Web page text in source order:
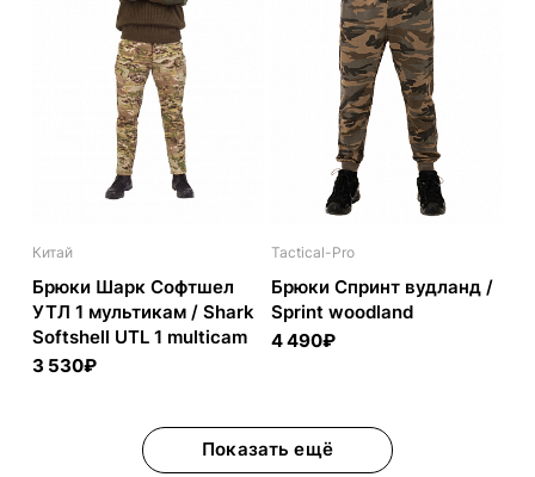
Китай
Брюки Шарк Софтшел
УТЛ 1 мультикам / Shark
Softshell UTL 1 multicam
3 530₽
Tactical-Pro
Брюки Спринт вудланд /
Sprint woodland
4 490₽
Показать ещё